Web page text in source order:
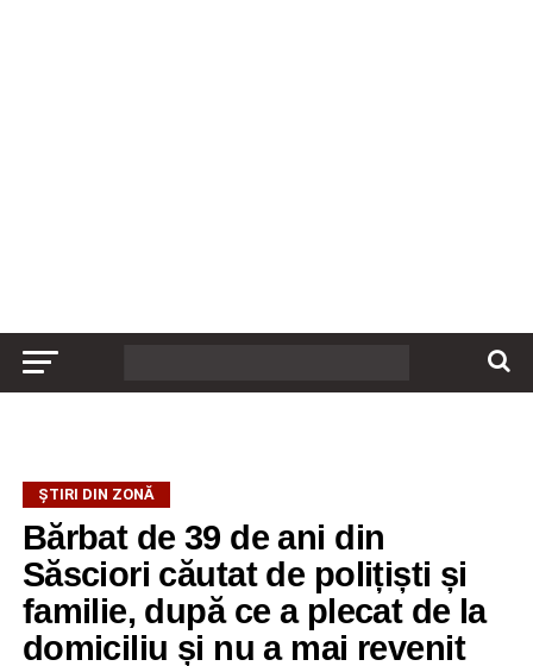
ȘTIRI DIN ZONĂ
Bărbat de 39 de ani din
Săsciori căutat de polițiști și
familie, după ce a plecat de la
domiciliu și nu a mai revenit